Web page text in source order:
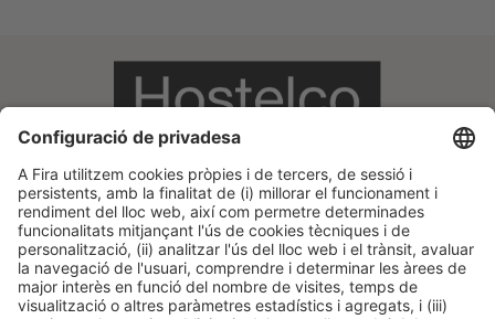
Informació legal
Avís legal
Política de privacitat
Política de cookies